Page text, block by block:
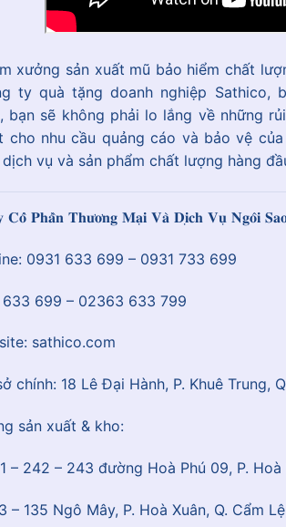
xưởng sản xuất mũ bảo hiểm chất
ty quà tặng doanh nghiệp Sathico,
bạn sẽ không phải lo lắng về những
cho nhu cầu quảng cáo và bảo vệ
dịch vụ và sản phẩm chất lượng hàng
𝐂𝐨̂̉ 𝐏𝐡𝐚̂̀𝐧 𝐓𝐡𝐮̛𝐨̛𝐧𝐠 𝐌𝐚̣𝐢 𝐕𝐚̀ 𝐃𝐢̣𝐜𝐡 𝐕𝐮̣ 𝐍𝐠𝐨̂𝐢
0931 633 699 – 0931 733 699
699 – 02363 633 799
sathico.com
chính: 18 Lê Đại Hành, P. Khuê Trung,
sản xuất & kho:
– 242 – 243 đường Hoà Phú 09, P.
– 135 Ngô Mây, P. Hoà Xuân, Q. Cẩm